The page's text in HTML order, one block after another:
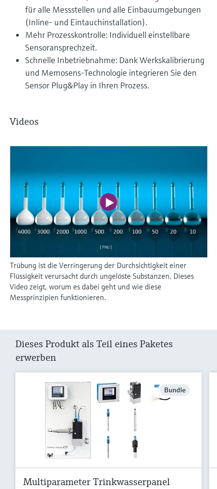
für alle Messstellen und alle Einbauumgebungen
(Inline- und Eintauchinstallation).
Mehr Prozesskontrolle: Individuell einstellbare
Sensoransprechzeit.
Schnelle Inbetriebnahme: Dank Werkskalibrierung
und Memosens-Technologie integrieren Sie den
Sensor Plug&Play in Ihren Prozess.
Videos
Trübung ist die Verringerung der Durchsichtigkeit einer
Flüssigkeit verursacht durch ungelöste Substanzen. Dieses
Video zeigt, worum es dabei geht und wie diese
Messprinzipien funktionieren.
Dieses Produkt als Teil eines Paketes
erwerben
Bundle
Multiparameter Trinkwasserpanel